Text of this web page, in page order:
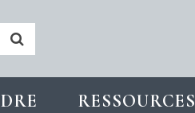
RESSOURCES